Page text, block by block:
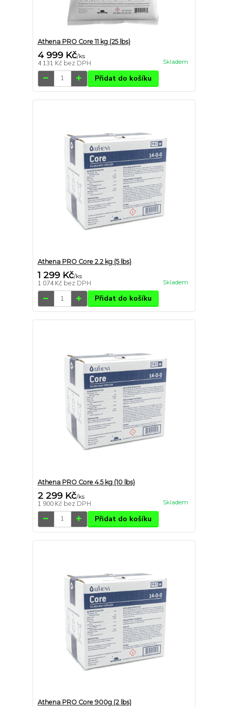
Athena PRO Core 11 kg (25 lbs)
4 999 Kč/ks
4 131 Kč bez DPH Skladem
Přidat do košíku
Athena PRO Core 2.2 kg (5 lbs)
1 299 Kč/ks
1 074 Kč bez DPH Skladem
Přidat do košíku
Athena PRO Core 4.5 kg (10 lbs)
2 299 Kč/ks
1 900 Kč bez DPH Skladem
Přidat do košíku
Athena PRO Core 900g (2 lbs)